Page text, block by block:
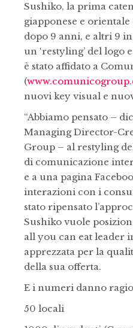
Sushiko, la prima
giapponese e
dopo 9 anni, e altri 9
un ‘restyling’ del logo
è stato affidato a
(
nuovi key visual e
“Abbiamo pensato –
Managing Director-
Group – al restyling
di comunicazione
e a una pagina
interazioni con i
stato ripensato
Sushiko vuole
all you can eat leader
apprezzata per la
della sua offerta.
E i numeri danno
50 locali